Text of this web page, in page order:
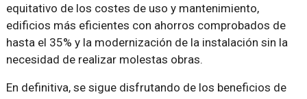
equitativo de los costes de uso y mantenimiento,
edificios más eficientes con ahorros comprobados de
hasta el 35% y la modernización de la instalación sin la
necesidad de realizar molestas obras.
En definitiva, se sigue disfrutando de los beneficios de